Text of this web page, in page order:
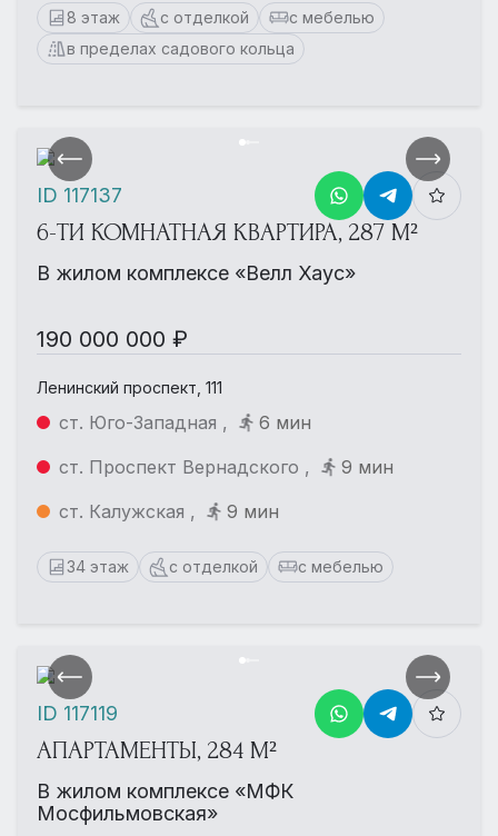
8 этаж с отделкой
с мебелью
в пределах садового кольца
6-ТИ КОМНАТНАЯ КВАРТИРА, 287 М²
В жилом комплексе «Велл Хаус»
190 000 000 ₽
Ленинский проспект, 111
ст. Юго-Западная ,
6 мин
ст. Проспект Вернадского ,
9 мин
ст. Калужская ,
9 мин
34 этаж с отделкой с мебелью
ID 117137
АПАРТАМЕНТЫ, 284 М²
В жилом комплексе «МФК
Мосфильмовская»
ID 117119